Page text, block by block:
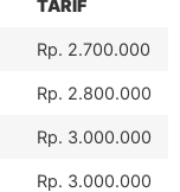
TARIF
Rp. 2.700.000
Rp. 2.800.000
Rp. 3.000.000
Rp. 3.000.000